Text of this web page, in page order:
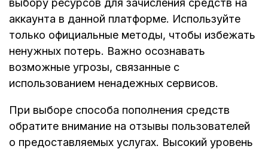
выбору ресурсов для зачисления средств на
аккаунта в данной платформе. Используйте
только официальные методы, чтобы избежать
ненужных потерь. Важно осознавать
возможные угрозы, связанные с
использованием ненадежных сервисов.
При выборе способа пополнения средств
обратите внимание на отзывы пользователей
о предоставляемых услугах. Высокий уровень